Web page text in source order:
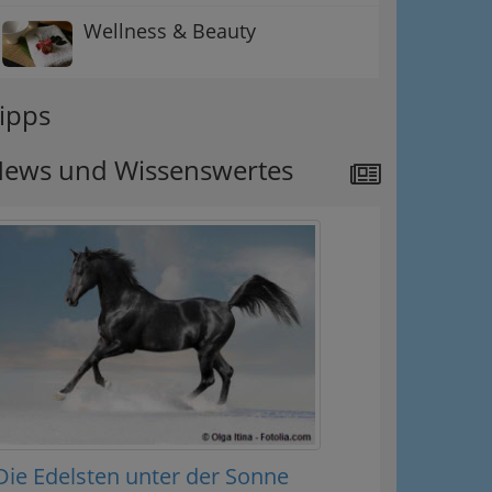
Wellness & Beauty
und Wissenswertes
Edelsten unter der Sonne